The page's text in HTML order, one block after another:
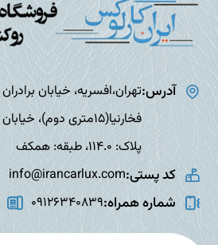
آدرس:تهران،افسریه، خیابان
پلاک: 114.0، طبقه: همکف
کد پستی:info@irancarlux.com
شماره همراه:09126340839